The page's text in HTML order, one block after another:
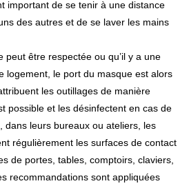
important de se tenir à une distance
des autres et de se laver les mains
peut être respectée ou qu’il y a une
logement, le port du masque est alors
les outillages de manière
possible et les désinfectent en cas de
dans leurs bureaux ou ateliers, les
régulièrement les surfaces de contact
de portes, tables, comptoirs, claviers,
recommandations sont appliquées